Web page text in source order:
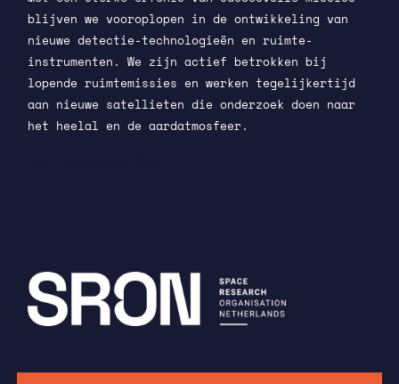
blijven we vooroplopen in de ontwikkeling van
nieuwe detectie-technologieën en ruimte-
instrumenten. We zijn actief betrokken bij
lopende ruimtemissies en werken tegelijkertijd
aan nieuwe satellieten die onderzoek doen naar
het heelal en de aardatmosfeer.